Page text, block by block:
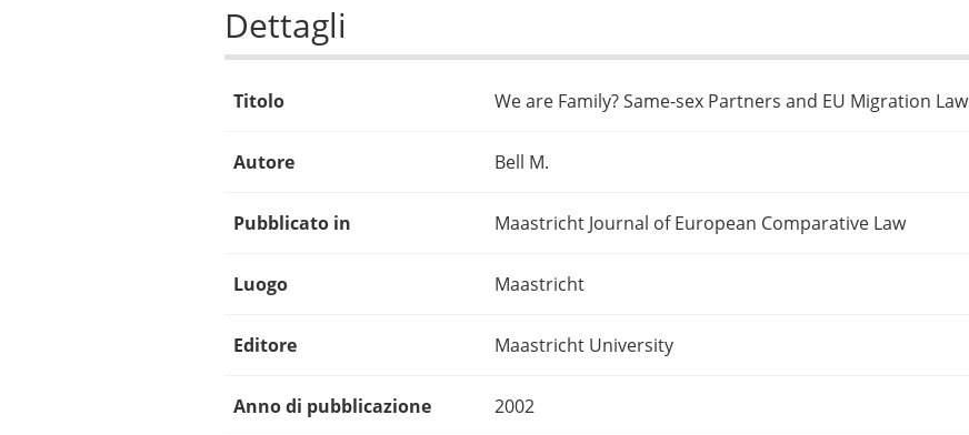
Dettagli
Titolo We are Family? Same-sex Partners and EU Migration Law
Autore Bell M.
Pubblicato in Maastricht Journal of European Comparative Law
Luogo Maastricht
Editore Maastricht University
Anno di pubblicazione 2002